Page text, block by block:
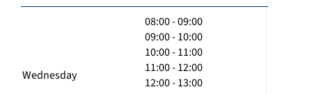
Wednesday
08:00 - 09:00
09:00 - 10:00
10:00 - 11:00
11:00 - 12:00
12:00 - 13:00